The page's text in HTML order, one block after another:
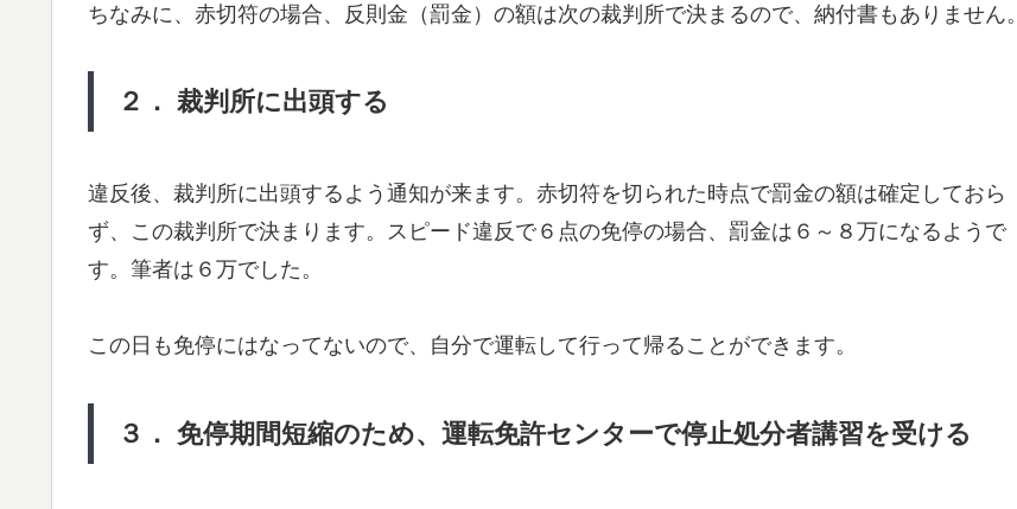
ちなみに、赤切符の場合、反則金（罰金）の額は次の裁判所で決まるので、納付書もありません。
２． 裁判所に出頭する
違反後、裁判所に出頭するよう通知が来ます。赤切符を切られた時点で罰金の額は確定しておら
ず、この裁判所で決まります。スピード違反で６点の免停の場合、罰金は６～８万になるようで
す。筆者は６万でした。
この日も免停にはなってないので、自分で運転して行って帰ることができます。
３． 免停期間短縮のため、運転免許センターで停止処分者講習を受ける